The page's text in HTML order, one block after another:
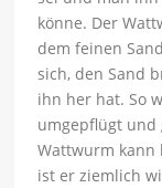
könne. Der
dem feinen
sich, den Sand
ihn her hat. So
umgepflügt und
Wattwurm kann
ist er ziemlich